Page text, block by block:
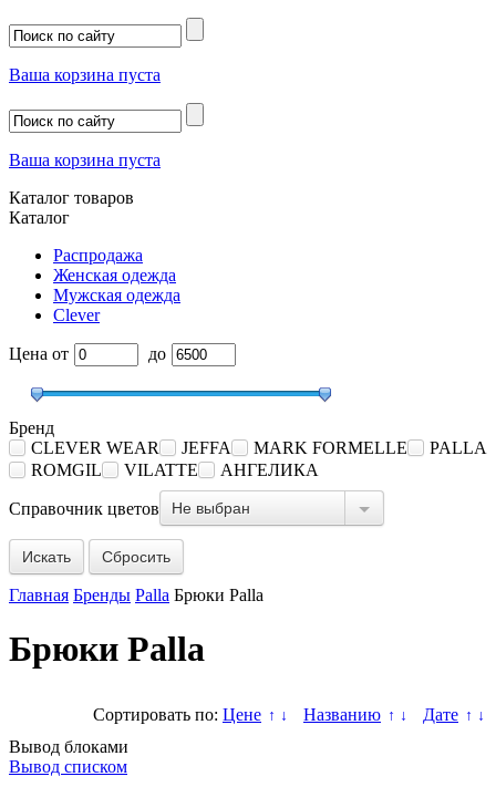
Ваша корзина пуста
Ваша корзина пуста
Каталог товаров
Каталог
Распродажа
Женская одежда
Мужская одежда
Clever
Цена от до
Бренд
CLEVER WEAR
JEFFA MARK FORMELLE
PALLA
ROMGIL
VILATTE АНГЕЛИКА
Справочник цветов Не выбран
Сбросить
Главная Бренды Palla Брюки Palla
Брюки Palla
Сортировать по: Цене ↑ ↓ Названию ↑ ↓ Дате ↑ ↓
Вывод блоками
Вывод списком